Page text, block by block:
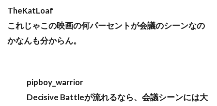
TheKatLoaf
これじゃこの映画の何パーセントが会議のシーンなの
かなんも分からん。
pipboy_warrior
Decisive Battleが流れるなら、会議シーンには大